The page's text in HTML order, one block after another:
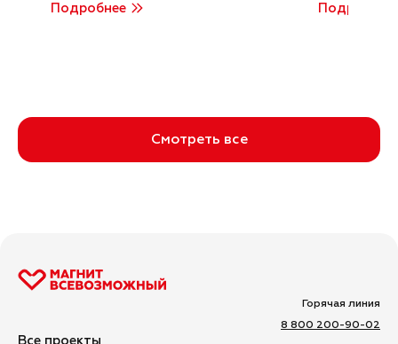
Смотреть все
Подробнее Подробнее
Все проекты
Горячая линия
8 800 200-90-02